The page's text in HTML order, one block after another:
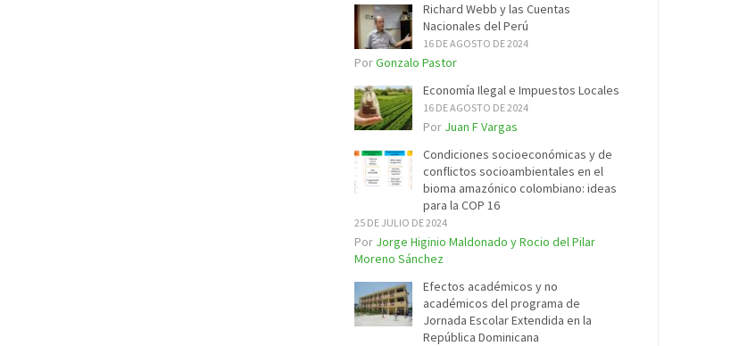
Richard Webb y las Cuentas
Nacionales del Perú
16 DE AGOSTO DE 2024
PorGonzalo Pastor
Economía Ilegal e Impuestos Locales
16 DE AGOSTO DE 2024
Por Juan F Vargas
Condiciones socioeconómicas y de
conflictos socioambientales en el
bioma amazónico colombiano: ideas
para la COP 16
25 DE JULIO DE 2024
Por Jorge Higinio Maldonado y Rocio del Pilar
Moreno Sánchez
Efectos académicos y no
académicos del programa de
Jornada Escolar Extendida en la
República Dominicana